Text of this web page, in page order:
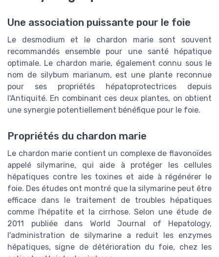
Une association puissante pour le foie
Le desmodium et le chardon marie sont souvent
recommandés ensemble pour une santé hépatique
optimale. Le chardon marie, également connu sous le
nom de silybum marianum, est une plante reconnue
pour ses propriétés hépatoprotectrices depuis
l'Antiquité. En combinant ces deux plantes, on obtient
une synergie potentiellement bénéfique pour le foie.
Propriétés du chardon marie
Le chardon marie contient un complexe de flavonoïdes
appelé silymarine, qui aide à protéger les cellules
hépatiques contre les toxines et aide à régénérer le
foie. Des études ont montré que la silymarine peut être
efficace dans le traitement de troubles hépatiques
comme l'hépatite et la cirrhose. Selon une étude de
2011 publiée dans World Journal of Hepatology,
l'administration de silymarine a reduit les enzymes
hépatiques, signe de détérioration du foie, chez les